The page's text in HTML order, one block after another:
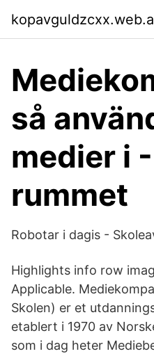
så
medier i
rummet
Robotar i dagis -
Highlights info row
Applicable.
Skolen) er et
etablert i 1970 av
som i dag heter